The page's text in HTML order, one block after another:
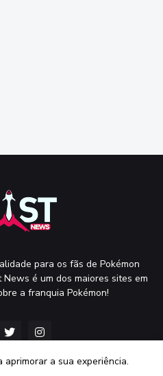
para os fãs de Pokémon
é um dos maiores sites em
a franquia Pokémon!
a sua experiência.